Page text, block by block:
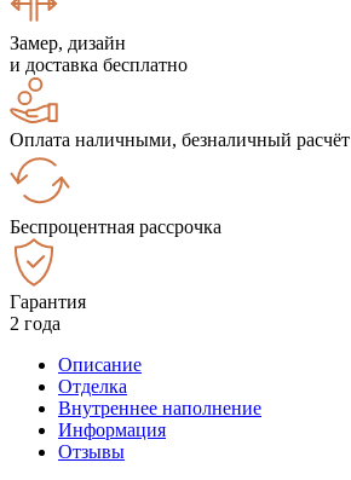
Замер, дизайн
и доставка бесплатно
Оплата наличными, безналичный расчёт
Беспроцентная рассрочка
Гарантия
2 года
Описание
Отделка
Внутреннее наполнение
Информация
Отзывы